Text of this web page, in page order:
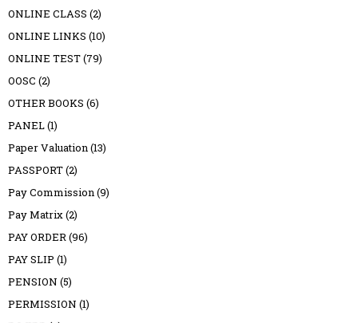
ONLINE CLASS (2)
ONLINE LINKS (10)
ONLINE TEST(79)
OOSC (2)
OTHER BOOKS (6)
PANEL(1)
Paper Valuation(13)
PASSPORT(2)
Pay Commission(9)
Pay Matrix(2)
PAY ORDER(96)
PAY SLIP (1)
PENSION (5)
PERMISSION (1)